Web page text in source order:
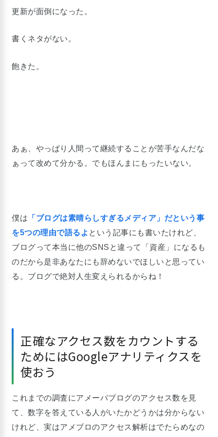
更新が面倒になった。
書くネタがない。
飽きた。
あぁ、やっぱり人間って継続することが苦手なんだな
ぁって改めて分かる。でもほんまにもったいない。
僕は 「ブログは素晴らしすぎるメディア」だという事
を5つの理由で語るよ という記事にも書いたけれど、
ブログって本当に他のSNSと違って「資産」になるも
のだから是非あなたにも辞めないでほしいと思ってい
る。ブログで絶対人生変えられるからね！
正確なアクセス数をカウントする
ためにはGoogleアナリティクスを
使おう
これまでの調査にアメーバブログのアクセス数を見
て、数字を答えている人がいたかどうかは分からない
けれど、実はアメブロのアクセス解析はでたらめなの